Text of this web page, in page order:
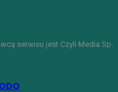
serwisu jest Czyli Media Sp.